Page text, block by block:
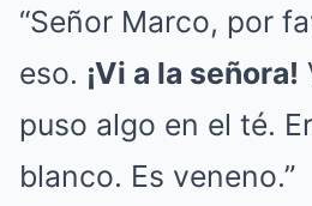
“Señor Marco, por
eso. ¡Vi a la señora!
puso algo en el té.
blanco. Es veneno.”